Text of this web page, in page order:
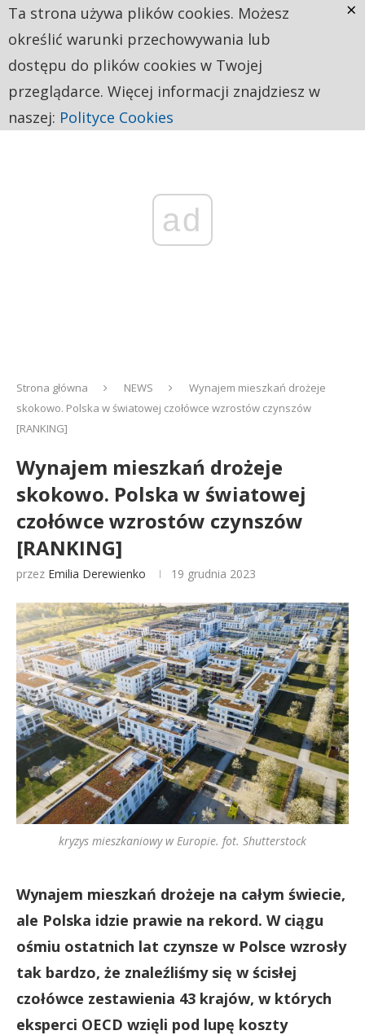
ad
Strona główna NEWS
Wynajem mieszkań drożeje
skokowo. Polska w światowej czołówce wzrostów czynszów
[RANKING]
Wynajem mieszkań drożeje
skokowo. Polska w światowej
czołówce wzrostów czynszów
[RANKING]
przez Emilia Derewienko 19 grudnia 2023
kryzys mieszkaniowy w Europie. fot. Shutterstock
Wynajem mieszkań drożeje na całym świecie,
ale Polska idzie prawie na rekord. W ciągu
ośmiu ostatnich lat czynsze w Polsce wzrosły
tak bardzo, że znaleźliśmy się w ścisłej
czołówce zestawienia 43 krajów, w których
eksperci OECD wzięli pod lupę koszty
Ta strona używa plików cookies. Możesz
określić warunki przechowywania lub
dostępu do plików cookies w Twojej
przeglądarce. Więcej informacji znajdziesz w
naszej: Polityce Cookies
×